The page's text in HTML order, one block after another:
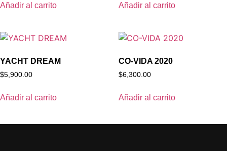
Añadir al carrito Añadir al carrito
YACHT DREAM
$5,900.00
Añadir al carrito
CO-VIDA 2020
$6,300.00
Añadir al carrito